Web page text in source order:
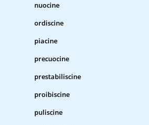
nuocine
ordiscine
piacine
precuocine
prestabiliscine
proibiscine
puliscine